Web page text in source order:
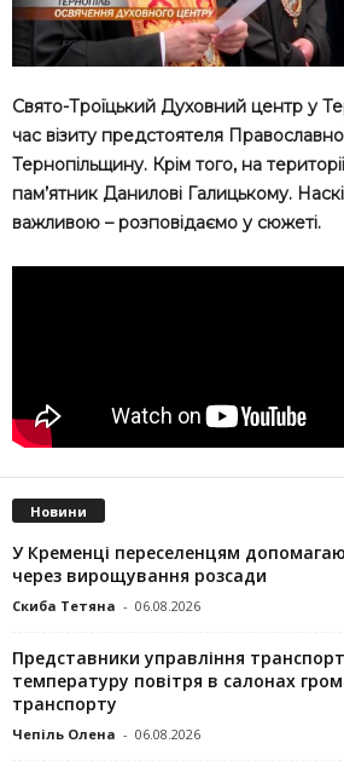
Свято-Троїцький Духовний центр у
час візиту предстоятеля
Тернопільщину. Крім того, на
пам’ятник Данилові Галицькому.
важливою – розповідаємо у сюжеті.
Новини
У Кременці переселенцям
через вирощування розсади
Скиба Тетяна - 06.08.2026
Представники управління
температуру повітря в салонах
транспорту
Чепіль Олена - 06.08.2026